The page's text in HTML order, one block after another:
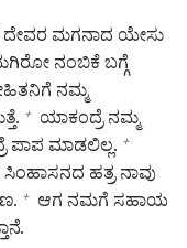
ದೇವರ ಮಗನಾದ ಯೇಸು
ನಂಬಿಕೆ ಬಗ್ಗೆ
ನಮ್ಮ
+ ಯಾಕಂದ್ರೆ ನಮ್ಮ
ಪಾಪ ಮಾಡಲಿಲ್ಲ. +
ಹತ್ರ ನಾವು
+ ಆಗ ನಮಗೆ ಸಹಾಯ